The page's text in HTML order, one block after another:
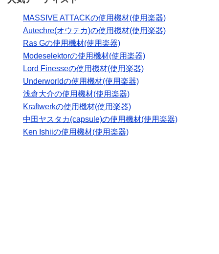
MASSIVE ATTACKの使用機材(使用楽器)
Autechre(オウテカ)の使用機材(使用楽器)
Ras Gの使用機材(使用楽器)
Modeselektorの使用機材(使用楽器)
Lord Finesseの使用機材(使用楽器)
Underworldの使用機材(使用楽器)
浅倉大介の使用機材(使用楽器)
Kraftwerkの使用機材(使用楽器)
中田ヤスタカ(capsule)の使用機材(使用楽器)
Ken Ishiiの使用機材(使用楽器)